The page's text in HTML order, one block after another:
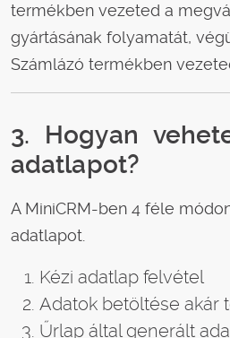
termékben vezeted a
gyártásának folyamatát,
Számlázó termékben
3. Hogyan
adatlapot?
A MiniCRM-ben 4 féle
adatlapot.
Kézi adatlap felvétel
Adatok betöltése akár
Űrlap által generált